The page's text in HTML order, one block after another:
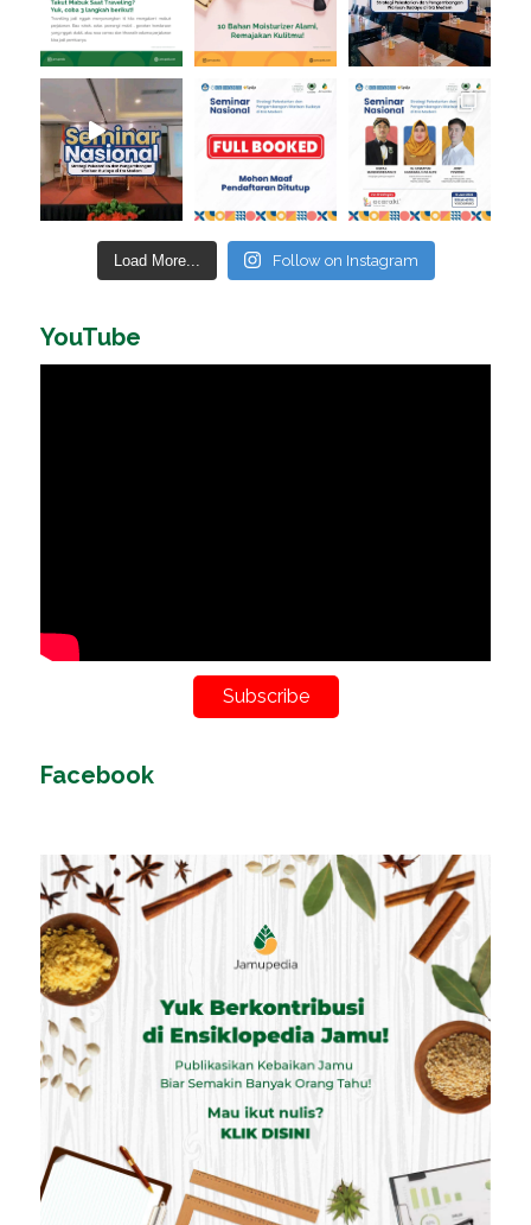
Load More... Follow on Instagram
YouTube
Subscribe
Facebook